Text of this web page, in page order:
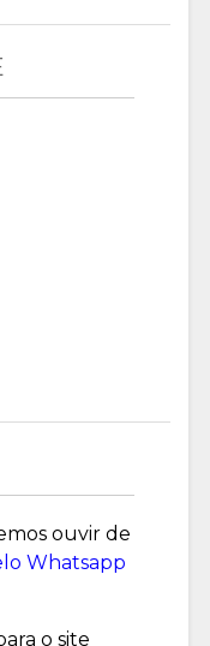
ouvir de
Whatsapp
o site